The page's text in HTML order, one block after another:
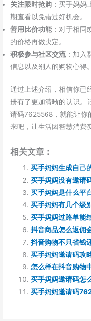
关注限时抢购 ：买手妈妈
期查看以免错过好机会。
善用比价功能 ：对于相同
的价格再做决定。
积极参与社区交流：加入
信息以及别人的购物心得。
通过上述介绍，相信你已
册有了更加清晰的认识。
请码7625568，就能让你
来吧，让生活因智慧消费
相关文章：
买手妈妈生成自己
买手妈妈没有邀请
买手妈妈是什么平
买手妈妈有几个级别
买手妈妈过路单能
抖音商品怎么返佣
抖音购物不只省钱
买手妈妈邀请码攻
怎么样在抖音购物
买手妈妈邀请码怎
买手妈妈邀请码